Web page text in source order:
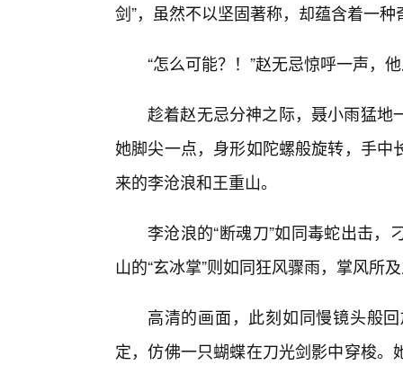
剑”，虽然不以坚固著称，却蕴含着一
“怎么可能？！”赵无忌惊呼一声，
趁着赵无忌分神之际，聂小雨猛地
她脚尖一点，身形如陀螺般旋转，手
来的李沧浪和王重山。
李沧浪的“断魂刀”如同毒蛇出击
山的“玄冰掌”则如同狂风骤雨，掌风所
高清的画面，此刻如同慢镜头般
定，仿佛一只蝴蝶在刀光剑影中穿梭